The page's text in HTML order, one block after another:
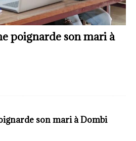
poignarde son mari à
son mari à Dombi